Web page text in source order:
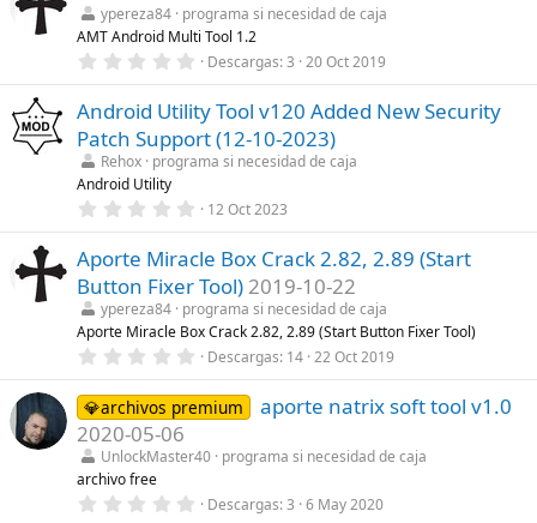
s
)
e
s
t
r
l
l
a
(
s
)
ypereza84 programa si necesidad de caja
AMT Android Multi Tool 1.2
0
0
0
e
s
t
l
(
s
Descargas 3 20 Oct 2019
Android Utility Tool v120 Added New Security
Patch Support (12-10-2023)
Rehox programa si necesidad de caja
Android Utility
0
0
0
e
t
r
e
l
a
(
s
12 Oct 2023
Aporte Miracle Box Crack 2.82, 2.89 (Start
Button Fixer Tool) 2019-10-22
ypereza84 programa si necesidad de caja
Aporte Miracle Box Crack 2.82, 2.89 (Start Button Fixer Tool)
0
0
0
e
t
Descargas 14 22 Oct 2019
💎archivos premium
aporte natrix soft tool v1.0
2020-05-06
UnlockMaster40 programa si necesidad de caja
archivo free
0 Descargas 3 6 May 2020